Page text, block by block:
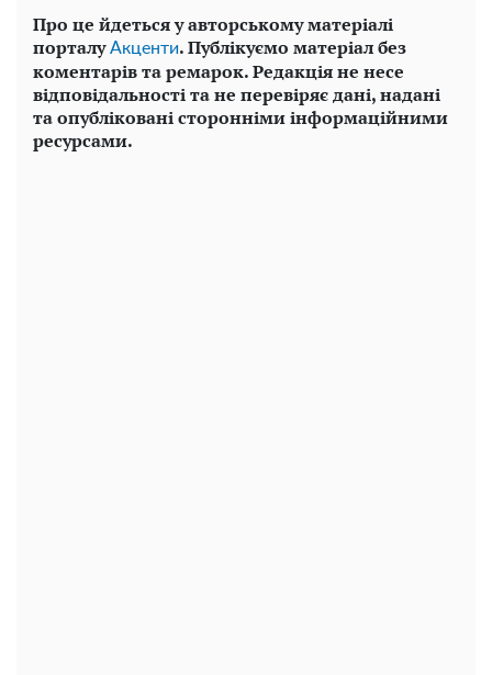
Про це йдеться у авторському матеріалі
порталуАкценти. Публікуємо матеріал без
коментарів та ремарок. Редакція не несе
відповідальності та не перевіряє дані, надані
та опубліковані сторонніми інформаційними
ресурсами.